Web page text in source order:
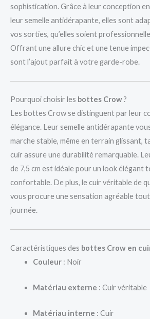
sophistication. Grâce à leur conception
leur semelle antidérapante, elles sont
vos sorties, qu’elles soient
Offrant une allure chic et une tenue
sont l’ajout parfait à votre garde-robe.
Pourquoi choisir les bottes Crow?
Les bottes Crow se distinguent par leur
élégance. Leur semelle antidérapante
marche stable, même en terrain glissant,
cuir assure une durabilité remarquable.
de 7,5 cm est idéale pour un look élégant
confortable. De plus, le cuir véritable de
vous procure une sensation agréable tout
journée.
Caractéristiques des bottes Crow en
Couleur: Noir
Matériau externe : Cuir véritable
Matériau interne : Cuir